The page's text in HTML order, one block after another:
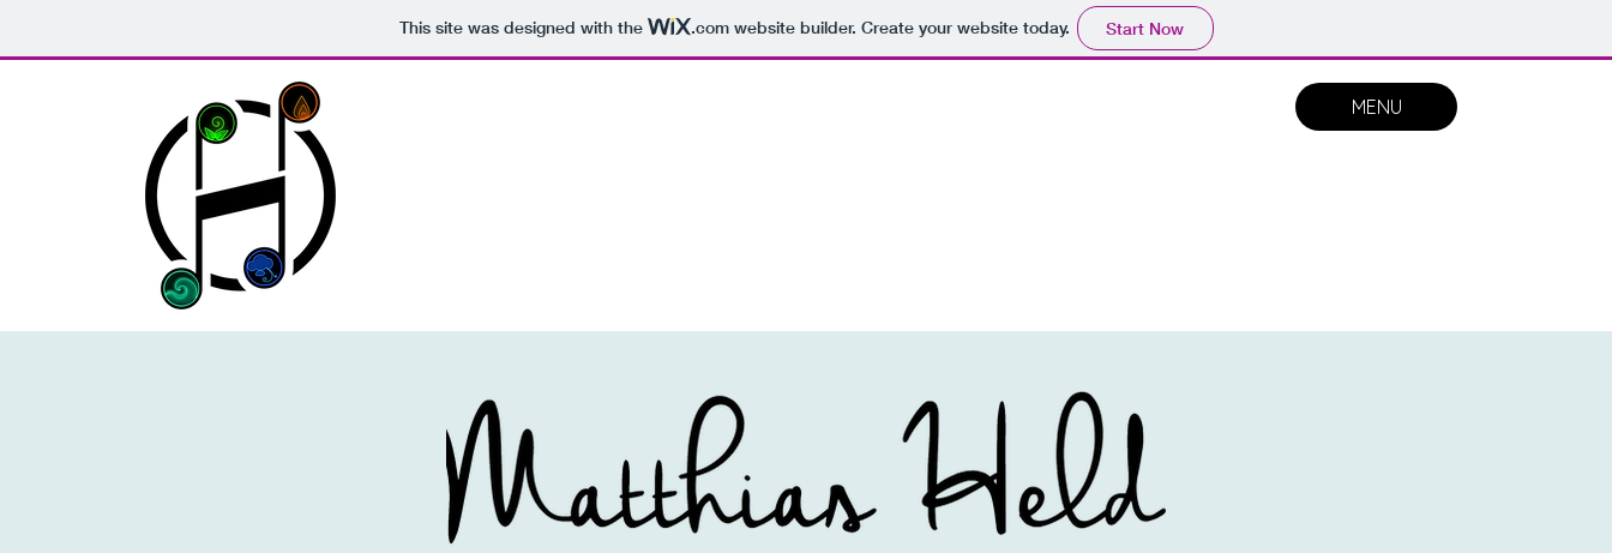
This site was designed with the .comwebsite builder. Create your website today. Start Now
MENU